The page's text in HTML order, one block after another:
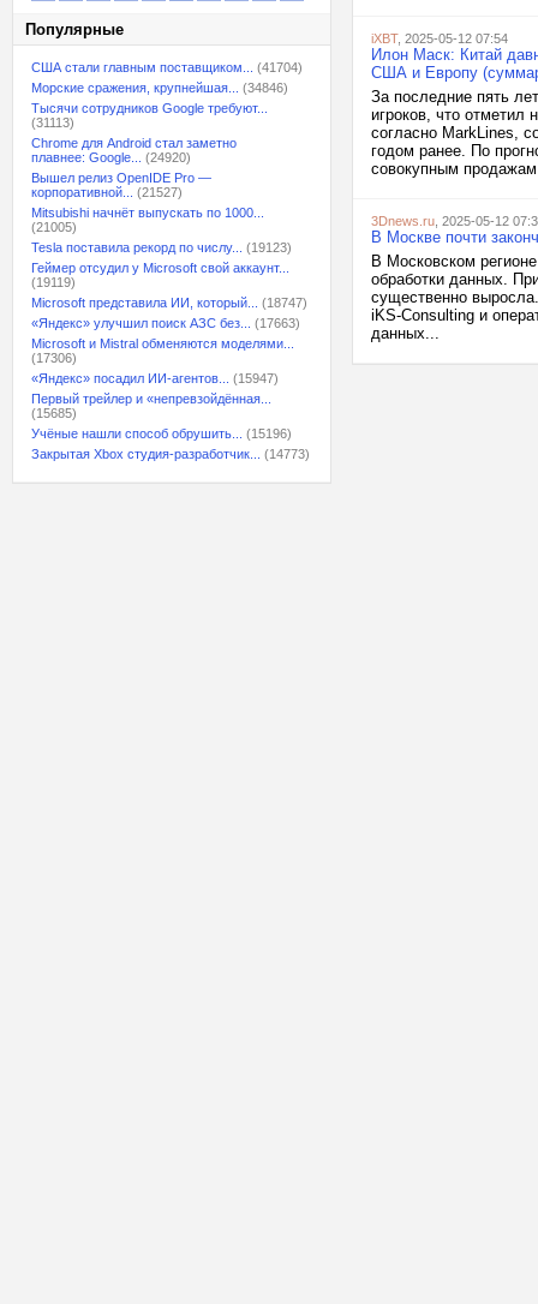
Популярные
США стали главным поставщиком...
(41704)
Морские сражения, крупнейшая...
(34846)
Тысячи сотрудников Google требуют...
(31113)
Chrome для Android стал заметно
плавнее: Google...
(24920)
Вышел релиз OpenIDE Pro —
корпоративной...
(21527)
Mitsubishi начнёт выпускать по 1000...
(21005)
Tesla поставила рекорд по числу...
(19123)
Геймер отсудил у Microsoft свой аккаунт...
(19119)
Microsoft представила ИИ, который...
(18747)
«Яндекс» улучшил поиск АЗС без...
(17663)
Microsoft и Mistral обменяются моделями...
(17306)
«Яндекс» посадил ИИ-агентов...
(15947)
Первый трейлер и «непревзойдённая...
(15685)
Учёные нашли способ обрушить...
(15196)
Закрытая Xbox студия-разработчик...
(14773)
iXBT, 2025-05-12 07:54
Илон Маск: Китай
США и Европу
За последние пять
игроков, что отметил
согласно MarkLines,
годом ранее. По
совокупным
3Dnews.ru , 2025-05-12
В Москве почти
В Московском
обработки данных.
существенно
iKS-Consulting и
данных...